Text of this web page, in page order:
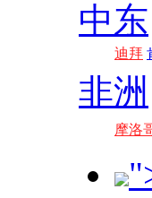
中东
迪拜
非洲
摩洛